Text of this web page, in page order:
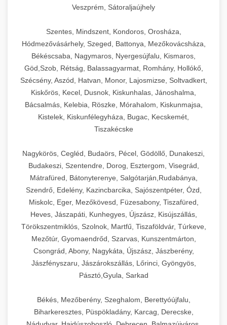
Veszprém, Sátoraljaújhely
Szentes, Mindszent, Kondoros, Orosháza,
Hódmezővásárhely, Szeged, Battonya, Mezőkovácsháza,
Békéscsaba, Nagymaros, Nyergesújfalu, Kismaros,
Göd,Szob, Rétság, Balassagyarmat, Romhány, Hollókő,
Szécsény, Aszód, Hatvan, Monor, Lajosmizse, Soltvadkert,
Kiskőrös, Kecel, Dusnok, Kiskunhalas, Jánoshalma,
Bácsalmás, Kelebia, Röszke, Mórahalom, Kiskunmajsa,
Kistelek, Kiskunfélegyháza, Bugac, Kecskemét,
Tiszakécske
Nagykörös, Cegléd, Budaörs, Pécel, Gödöllő, Dunakeszi,
Budakeszi, Szentendre, Dorog, Esztergom, Visegrád,
Mátrafüred, Bátonyterenye, Salgótarján,Rudabánya,
Szendrő, Edelény, Kazincbarcika, Sajószentpéter, Ózd,
Miskolc, Eger, Mezőkövesd, Füzesabony, Tiszafüred,
Heves, Jászapáti, Kunhegyes, Újszász, Kisújszállás,
Törökszentmiklós, Szolnok, Martfű, Tiszaföldvár, Túrkeve,
Mezőtúr, Gyomaendrőd, Szarvas, Kunszentmárton,
Csongrád, Abony, Nagykáta, Újszász, Jászberény,
Jászfényszaru, Jászárokszállás, Lőrinci, Gyöngyös,
Pásztó,Gyula, Sarkad
Békés, Mezőberény, Szeghalom, Berettyóújfalu,
Biharkeresztes, Püspökladány, Karcag, Derecske,